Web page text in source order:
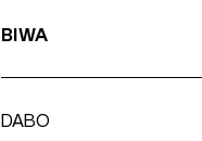
BIWA
DABO